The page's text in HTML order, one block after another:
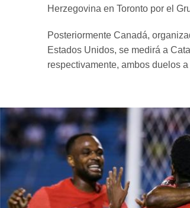
Herzegovina en Toronto por el
Posteriormente Canadá,
Estados Unidos, se medirá a
respectivamente, ambos duelos